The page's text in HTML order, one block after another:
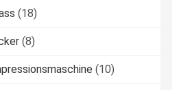
(18)
(8)
(10)